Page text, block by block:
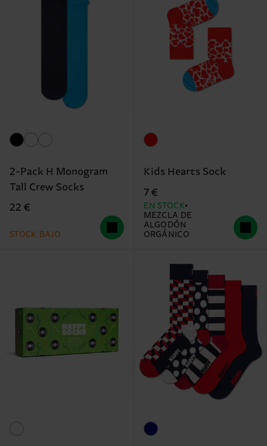
2-Pack H Monogram
Tall Crew Socks
22 €
STOCK BAJO
Kids Hearts Sock
7 €
EN STOCK
MEZCLA DE
ALGODÓN
ORGÁNICO